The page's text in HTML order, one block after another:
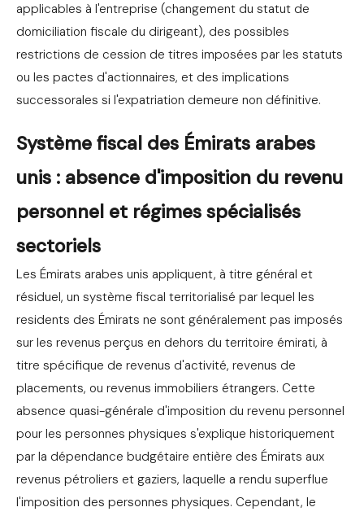
applicables à l'entreprise (changement du statut de
domiciliation fiscale du dirigeant), des possibles
restrictions de cession de titres imposées par les statuts
ou les pactes d'actionnaires, et des implications
successorales si l'expatriation demeure non définitive.
Système fiscal des Émirats arabes
unis : absence d'imposition du revenu
personnel et régimes spécialisés
sectoriels
Les Émirats arabes unis appliquent, à titre général et
résiduel, un système fiscal territorialisé par lequel les
residents des Émirats ne sont généralement pas imposés
sur les revenus perçus en dehors du territoire émirati, à
titre spécifique de revenus d'activité, revenus de
placements, ou revenus immobiliers étrangers. Cette
absence quasi-générale d'imposition du revenu personnel
pour les personnes physiques s'explique historiquement
par la dépendance budgétaire entière des Émirats aux
revenus pétroliers et gaziers, laquelle a rendu superflue
l'imposition des personnes physiques. Cependant, le